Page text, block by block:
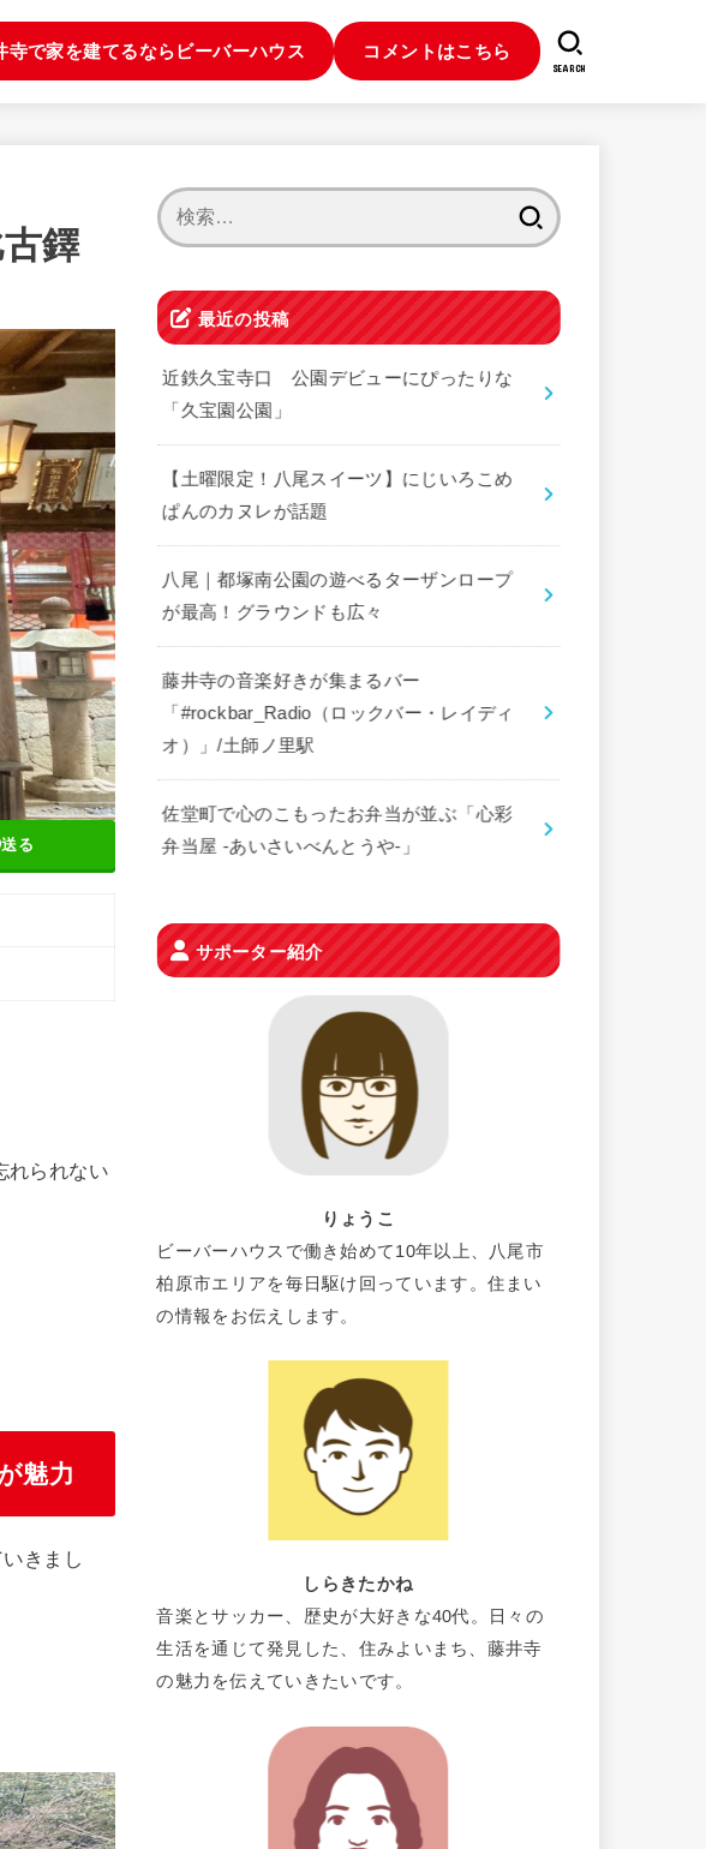
寺で家を建てるならビーバーハウス コメントはこちら
SEARCH
鐸
送る
れられない
魅力
きまし
最近の投稿
近鉄久宝寺口 公園デビューにぴったりな
「久宝園公園」
【土曜限定！八尾スイーツ】にじいろこめ
ぱんのカヌレが話題
八尾｜都塚南公園の遊べるターザンロープ
が最高！グラウンドも広々
藤井寺の音楽好きが集まるバー
「#rockbar_Radio（ロックバー・レイディ
オ）」/土師ノ里駅
佐堂町で心のこもったお弁当が並ぶ「心彩
弁当屋 -あいさいべんとうや-」
サポーター紹介
りょうこ
ビーバーハウスで働き始めて10年以上、八尾市
柏原市エリアを毎日駆け回っています。住まい
の情報をお伝えします。
しらきたかね
音楽とサッカー、歴史が大好きな40代。日々の
生活を通じて発見した、住みよいまち、藤井寺
の魅力を伝えていきたいです。